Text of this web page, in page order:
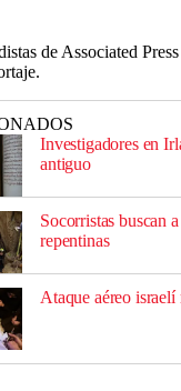
de Associated
Investigadores en
antiguo
Socorristas buscan
repentinas
Ataque aéreo